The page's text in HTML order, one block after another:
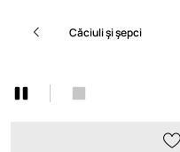
căciuli şi şepci